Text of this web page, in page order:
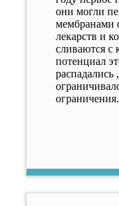
они могли
мембранами
лекарств и
сливаются с
потенциал
распадались
ограничения.